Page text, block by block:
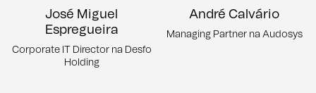
José Miguel
Espregueira
Corporate IT Director na Desfo
Holding
André Calvário
Managing Partner na Audosys